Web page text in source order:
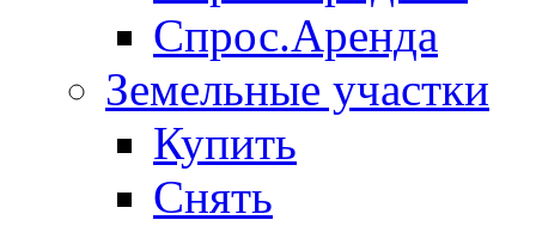
Спрос.Аренда
Земельные участки
Купить
Снять